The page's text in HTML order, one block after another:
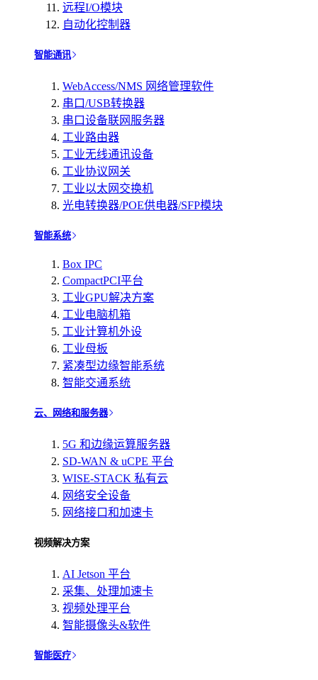
远程I/O模块
自动化控制器
智能通讯
WebAccess/NMS 网络管理软件
串口/USB转换器
串口设备联网服务器
工业路由器
工业无线通讯设备
工业协议网关
工业以太网交换机
光电转换器/POE供电器/SFP模块
智能系统
Box IPC
CompactPCI平台
工业GPU解决方案
工业电脑机箱
工业计算机外设
工业母板
紧凑型边缘智能系统
智能交通系统
云、网络和服务器
5G 和边缘运算服务器
SD-WAN & uCPE 平台
WISE-STACK 私有云
网络安全设备
网络接口和加速卡
视频解决方案
AI Jetson 平台
采集、处理加速卡
视频处理平台
智能摄像头&软件
智能医疗